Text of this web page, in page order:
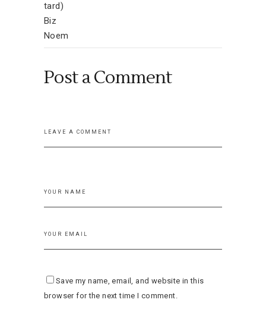
tard)
Biz
Noem
Post a Comment
Save my name, email, and website in this
browser for the next time I comment.